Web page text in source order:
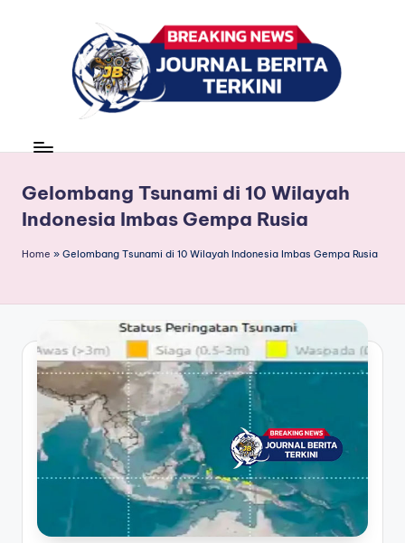
r
n
a
B
e
ri
t
a
T
r
news
Gelombang Tsunami di 10 Wilayah
Indonesia Imbas Gempa Rusia
Home » Gelombang Tsunami di 10 Wilayah Indonesia Imbas Gempa Rusia